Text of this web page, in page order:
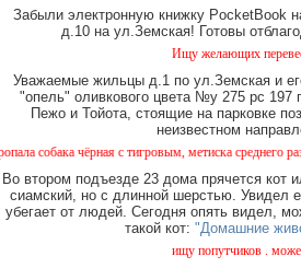
Забыли электронную книжку PocketBook
д.10 на ул.Земская! Готовы
Ищу желающих
Уважаемые жильцы д.1 по ул.Земская и
"опель" оливкового цвета №у 275 рс 197
Пежо и Тойота, стоящие на парковке
неизвестном
чёрная с тигровым, метиска среднего
Во втором подъезде 23 дома прячется кот
сиамский, но с длинной шерстью. Увидел
убегает от людей. Сегодня опять видел,
такой кот: "Домашние
ищу попутчиков .